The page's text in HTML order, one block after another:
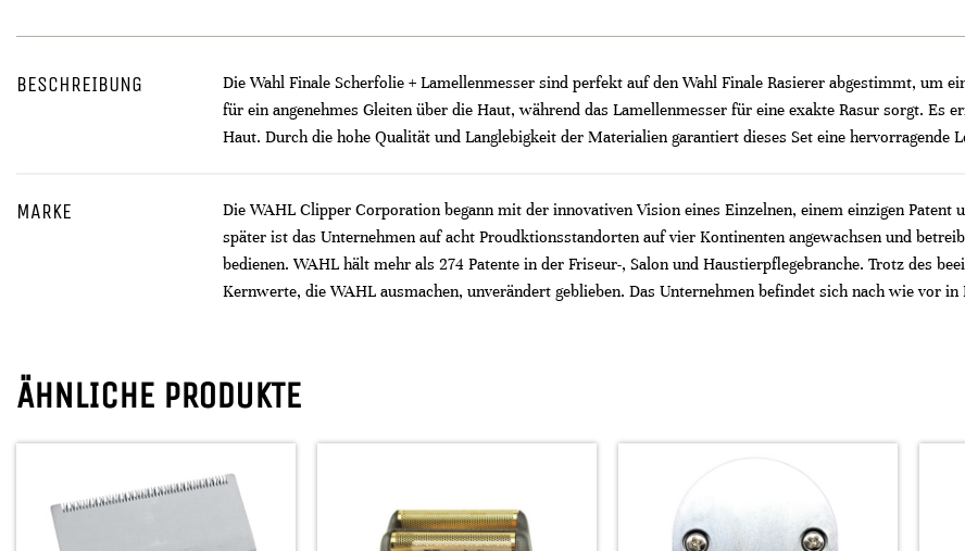
BESCHREIBUNG
Die Wahl Finale Scherfolie + Lamellenmesser sind perfekt auf den Wahl Finale Rasierer abgestimmt, um
für ein angenehmes Gleiten über die Haut, während das Lamellenmesser für eine exakte Rasur sorgt. Es
Haut. Durch die hohe Qualität und Langlebigkeit der Materialien garantiert dieses Set eine hervorragende
MARKE
Die WAHL Clipper Corporation begann mit der innovativen Vision eines Einzelnen, einem einzigen
später ist das Unternehmen auf acht Proudktionsstandorten auf vier Kontinenten angewachsen und
bedienen. WAHL hält mehr als 274 Patente in der Friseur-, Salon und Haustierpflegebranche. Trotz des
Kernwerte, die WAHL ausmachen, unverändert geblieben. Das Unternehmen befindet sich nach wie vor
ÄHNLICHE PRODUKTE